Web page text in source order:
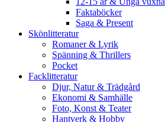
Faktaböcker
Saga & Present
Skönlitteratur
Romaner & Lyrik
Spänning & Thrillers
Pocket
Facklitteratur
Djur, Natur & Trädgård
Ekonomi & Samhälle
Foto, Konst & Teater
Hantverk & Hobby